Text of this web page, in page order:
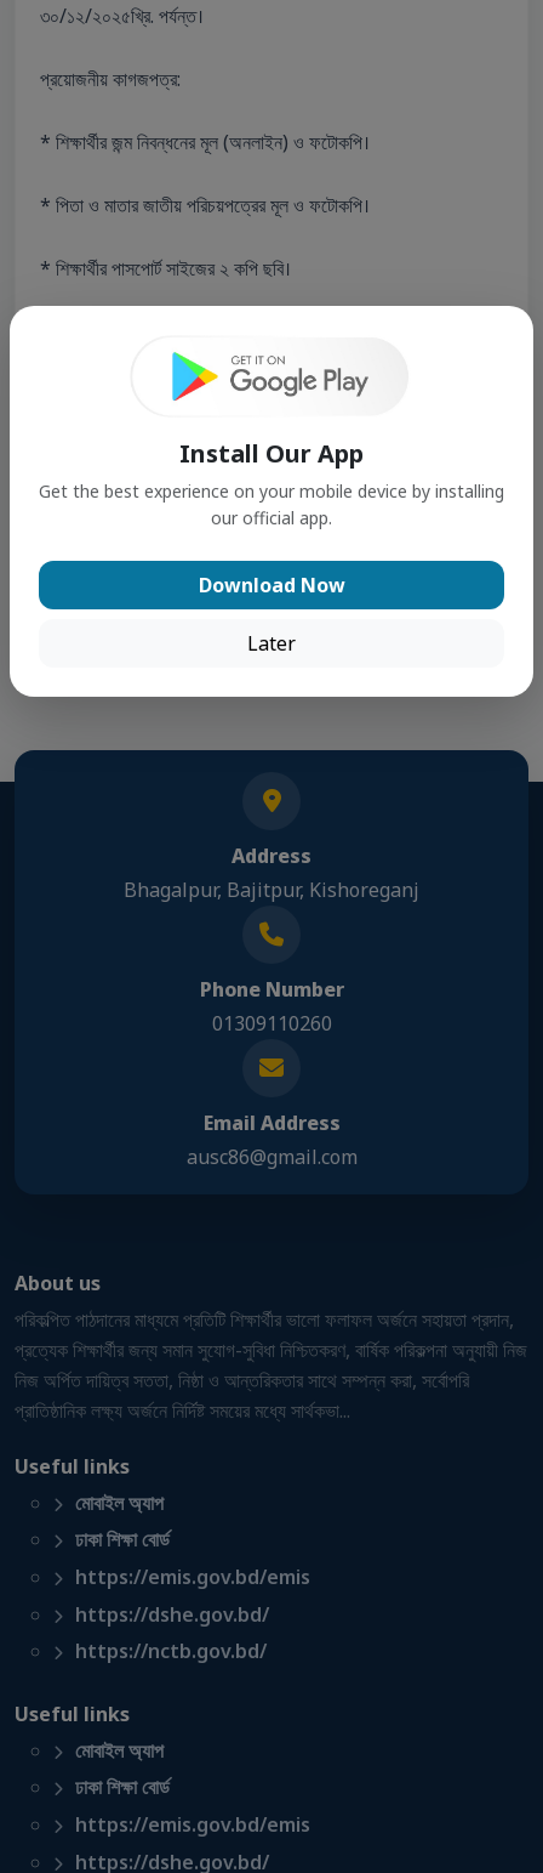
৩০/১২/২০২৫খ্রি. পর্যন্ত।
প্রয়োজনীয় কাগজপত্র:
* শিক্ষার্থীর জন্ম নিবন্ধনের মূল (অনলাইন) ও ফটোকপি।
* পিতা ও মাতার জাতীয় পরিচয়পত্রের মূল ও ফটোকপি।
* শিক্ষার্থীর পাসপোর্ট সাইজের ২ কপি ছবি।
* পূর্ববর্তী শ্রেণির প্রশংসাপত্রের মূলকপি।
* পূর্ববর্তী প্রতিষ্ঠানের ছাড়পত্র।
All Notices
Address
Bhagalpur, Bajitpur, Kishoreganj
Phone Number
01309110260
Email Address
ausc86@gmail.com
About us
পরিকল্পিত পাঠদানের মাধ্যমে প্রতিটি শিক্ষার্থীর ভালো ফলাফল অর্জনে সহায়তা প্রদান,
প্রত্যেক শিক্ষার্থীর জন্য সমান সুযোগ-সুবিধা নিশ্চিতকরণ, বার্ষিক পরিকল্পনা অনুযায়ী নিজ
নিজ অর্পিত দায়িত্ব সততা, নিষ্ঠা ও আন্তরিকতার সাথে সম্পন্ন করা, সর্বোপরি
প্রাতিষ্ঠানিক লক্ষ্য অর্জনে নির্দিষ্ট সময়ের মধ্যে সার্থকভা...
Useful links
মোবাইল অ্যাপ
ঢাকা শিক্ষা বোর্ড
https://emis.gov.bd/emis
https://dshe.gov.bd/
https://nctb.gov.bd/
Useful links
মোবাইল অ্যাপ
ঢাকা শিক্ষা বোর্ড
https://emis.gov.bd/emis
https://dshe.gov.bd/
Install Our App
Get the best experience on your mobile device by installing
our official app.
Download Now
Later